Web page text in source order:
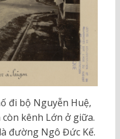
đi bộ Nguyễn Huệ,
kênh Lớn ở giữa.
đường Ngô Đức Kế.